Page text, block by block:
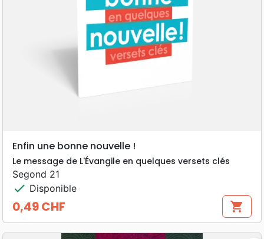
Enfin une bonne nouvelle !
Le message de L'Évangile en quelques versets clés
Segond 21
check Disponible
Prix
0,49 CHF shopping_cart